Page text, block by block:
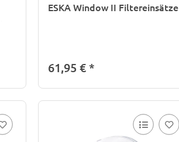
ESKA Window II Filtereinsätze
61,95 €*